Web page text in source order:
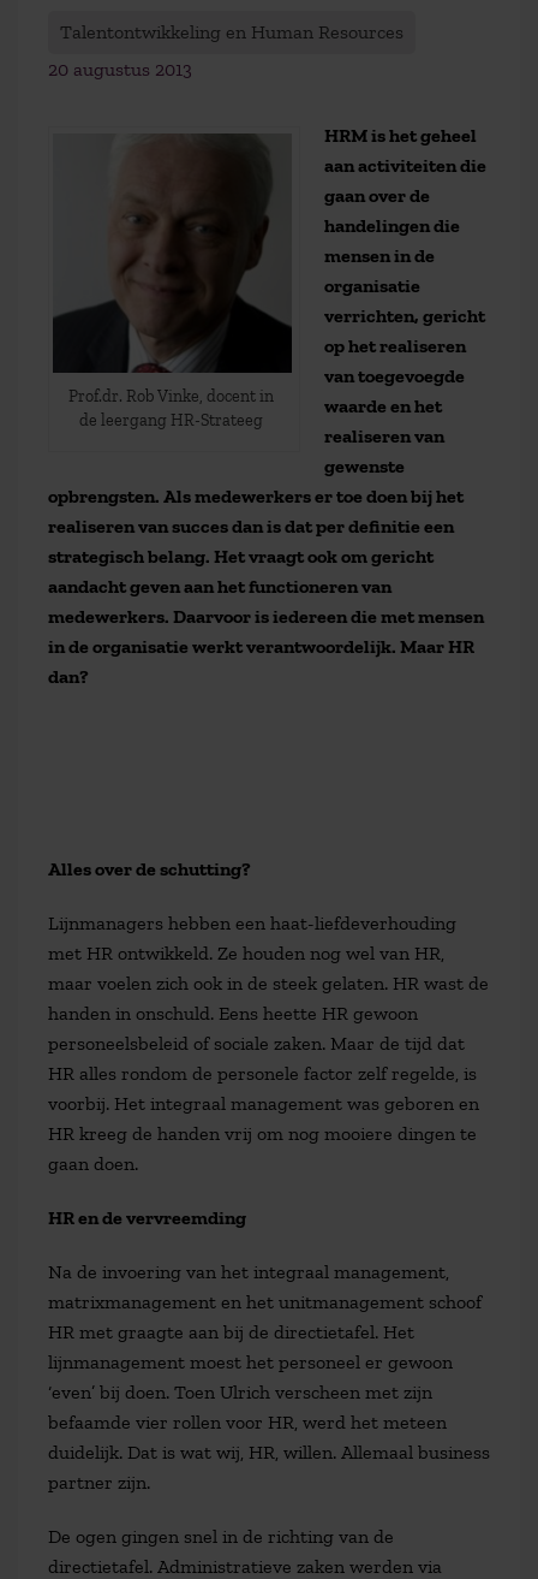
Talentontwikkeling en Human Resources
20 augustus 2013
Prof.dr. Rob Vinke, docent in
de leergang HR-Strateeg
HRM is het geheel
aan activiteiten die
gaan over de
handelingen die
mensen in de
organisatie
verrichten, gericht
op het realiseren
van toegevoegde
waarde en het
realiseren van
gewenste
opbrengsten. Als medewerkers er toe doen bij het
realiseren van succes dan is dat per definitie een
strategisch belang. Het vraagt ook om gericht
aandacht geven aan het functioneren van
medewerkers. Daarvoor is iedereen die met mensen
in de organisatie werkt verantwoordelijk. Maar HR
dan?
Alles over de schutting?
Lijnmanagers hebben een haat-liefdeverhouding
met HR ontwikkeld. Ze houden nog wel van HR,
maar voelen zich ook in de steek gelaten. HR wast de
handen in onschuld. Eens heette HR gewoon
personeelsbeleid of sociale zaken. Maar de tijd dat
HR alles rondom de personele factor zelf regelde, is
voorbij. Het integraal management was geboren en
HR kreeg de handen vrij om nog mooiere dingen te
gaan doen.
HR en de vervreemding
Na de invoering van het integraal management,
matrixmanagement en het unitmanagement schoof
HR met graagte aan bij de directietafel. Het
lijnmanagement moest het personeel er gewoon
‘even’ bij doen. Toen Ulrich verscheen met zijn
befaamde vier rollen voor HR, werd het meteen
duidelijk. Dat is wat wij, HR, willen. Allemaal business
partner zijn.
De ogen gingen snel in de richting van de
directietafel. Administratieve zaken werden via